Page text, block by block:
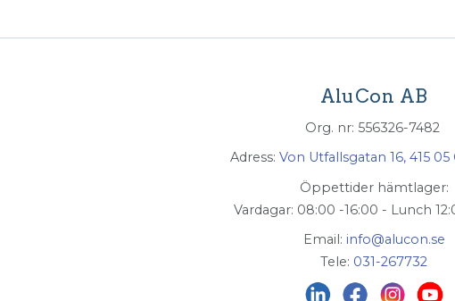
AluCon AB
Org. nr: 556326-7482
Adress: Von Utfallsgatan 16, 415
Öppettider hämtlager:
Vardagar: 08:00 -16:00 - Lunch
Email: info@alucon.se
Tele: 031-267732